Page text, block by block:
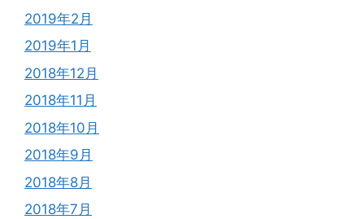
2019年2月
2019年1月
2018年12月
2018年11月
2018年10月
2018年9月
2018年8月
2018年7月